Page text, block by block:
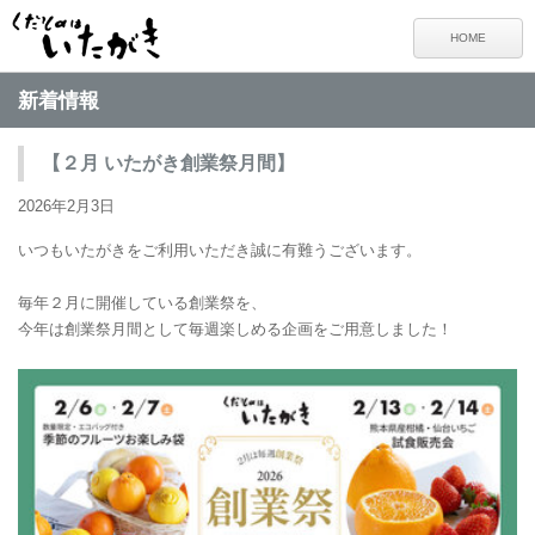
HOME
新着情報
【２月 いたがき創業祭月間】
2026年2月3日
いつもいたがきをご利用いただき誠に有難うございます。
毎年２月に開催している創業祭を、
今年は創業祭月間として毎週楽しめる企画をご用意しました！